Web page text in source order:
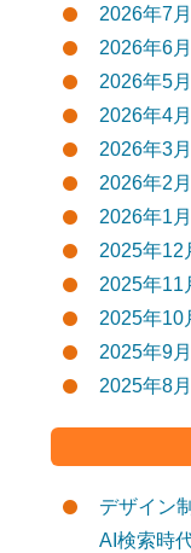
2026年7月
2026年6月
2026年5月
2026年4月
2026年3月
2026年2月
2026年1月
2025年12
2025年11
2025年10
2025年9月
2025年8月
デザイン
AI検索時